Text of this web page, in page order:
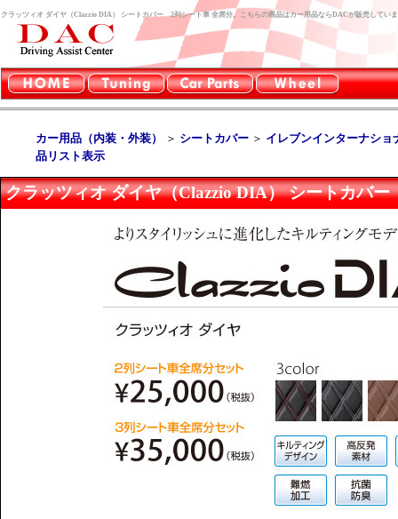
クラッツィオ ダイヤ（Clazzio DIA） シートカバー 2列シート車 全席分。こちらの商品はカー用品ならDACが販売してい
カー用品（内装・外装） ＞ シートカバー ＞ イレブンインターナシ
品リスト表示
クラッツィオ ダイヤ（Clazzio DIA） シートカバ